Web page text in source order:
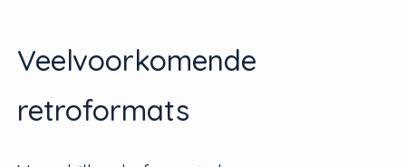
Veelvoorkomende
retroformats